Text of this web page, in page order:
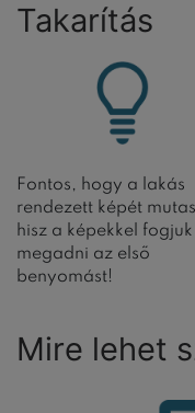
Takarítás
Fontos, hogy a lakás
rendezett képét
hisz a képekkel fogjuk
megadni az első
benyomást!
Mire lehet